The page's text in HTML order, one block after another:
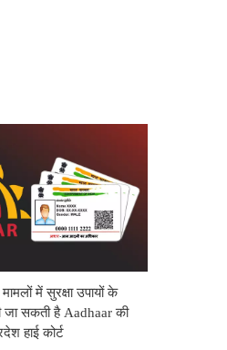
में सुरक्षा उपायों के
जा सकती है Aadhaar की
हाई कोर्ट